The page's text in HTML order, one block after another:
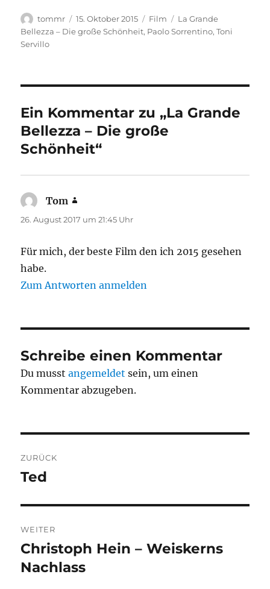
Autor
tommr
Veröffentlicht
am
15. Oktober 2015 Kategorien
Film Schlagwörter
La Grande
Bellezza – Die große Schönheit, Paolo Sorrentino,Toni
Servillo
Ein Kommentar zu „La Grande
Bellezza – Die große
Schönheit“
Tom
26. August 2017 um 21:45 Uhr
Für mich, der beste Film den ich 2015 gesehen
habe.
Zum Antworten anmelden
Schreibe einen Kommentar
Du musstangemeldet sein, um einen
Kommentar abzugeben.
ZURÜCK
Vorheriger
Ted
WEITER
Nächster
Beitrag:
Christoph Hein – Weiskerns
Nachlass